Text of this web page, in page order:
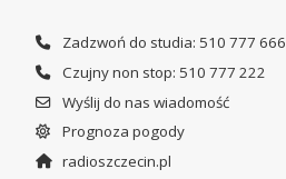
Zadzwoń do studia: 510 777 666
Czujny non stop: 510 777 222
Wyślij do nas wiadomość
Prognoza pogody
radioszczecin.pl